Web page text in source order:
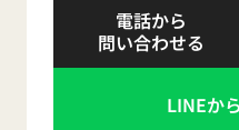
電話から
問い合わせる
LINEか